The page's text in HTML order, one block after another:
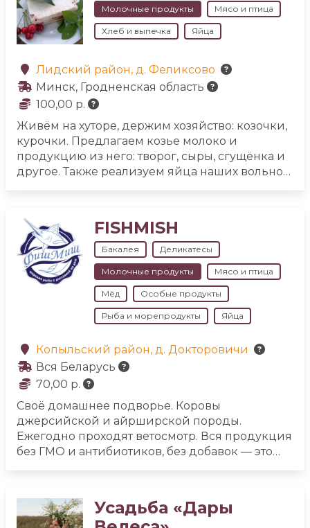
еду:🐐 Всегда свежее козье молоко, козий
творог и сыр, а также гипоаллергенное
сгущённое молоко🐮 Коровье молоко, творог,
куриное🍞 Хлеб🥦 Овощи со своего огорода
Молочные продукты Мясо и птица
Хлеб и выпечка Яйца
Лидский район, д. Феликсово
Минск, Гродненская область
100,00 р.
Живём на хуторе, держим хозяйство: козочки,
курочки. Предлагаем козье молоко и
продукцию из него: творог, сыры, сгущёнка и
другое. Также реализуем яйца наших вольно
делимся с вами!
FISHMISH
Бакалея Деликатесы
Молочные продукты Мясо и птица
Мёд Особые продукты
Рыба и морепродукты Яйца
Копыльский район, д. Докторовичи
Вся Беларусь
70,00 р.
Своё домашнее подворье. Коровы
джерсийской и айрширской породы.
Ежегодно проходят ветосмотр. Вся продукция
без ГМО и антибиотиков, без добавок — это
жирности, молоко, сметана, топлёное масло,
десерты, творожные сырки, мороженое, более
Усадьба «Дары